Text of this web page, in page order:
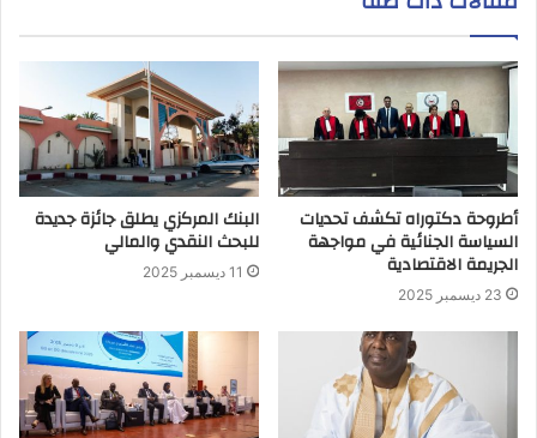
أطروحة دكتوراه تكشف تحديات
السياسة الجنائية في مواجهة
الجريمة الاقتصادية
23 ديسمبر 2025
البنك المركزي يطلق جائزة جديدة
للبحث النقدي والمالي
11 ديسمبر 2025